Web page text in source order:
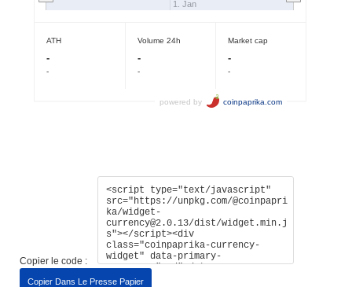
Copier le code :
Copier Dans Le Presse Papier